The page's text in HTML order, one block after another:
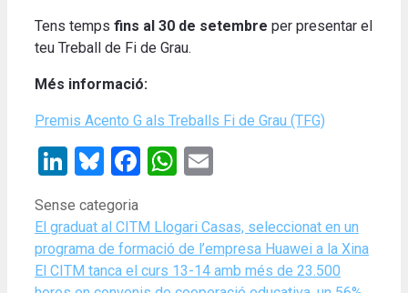
Tens temps fins al 30 de setembre per presentar el
teu Treball de Fi de Grau.
Més informació:
Premis Acento G als Treballs Fi de Grau (TFG)
LinkedIn
Bluesky
Facebook
WhatsApp
Categories
Sense categoria
El graduat al CITM Llogari Casas, seleccionat en un
programa de formació de l’empresa Huawei a la Xina
El CITM tanca el curs 13-14 amb més de 23.500